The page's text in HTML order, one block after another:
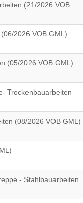
(21/2026 VOB
2026 VOB GML)
(05/2026 VOB GML)
Trockenbauarbeiten
(08/2026 VOB GML)
- Stahlbauarbeiten